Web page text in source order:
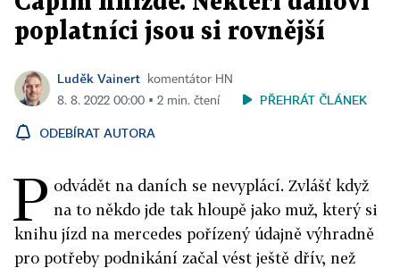
poplatníci jsou si rovnější
Luděk Vainert
komentátor HN
8. 8. 2022 00:00 ▪ 2 min. čtení
PŘEHRÁT ČLÁNEK
ODEBÍRAT AUTORA
P odvádět na daních se nevyplácí. Zvlášť když
na to někdo jde tak hloupě jako muž, který si
knihu jízd na mercedes pořízený údajně výhradně
pro potřeby podnikání začal vést ještě dřív, než